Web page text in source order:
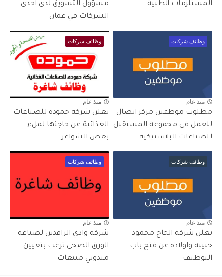
المستلزمات الطبية
مسؤول التسويق لدى احدى
الشركات في عمان
وظائف شركات
منذ عام
مطلوب موظفين مركز اتصال
للعمل في مجموعة المستقبل
للصناعات البلاستيكية...
وظائف شركات
منذ عام
تعلن شركة حمودة للصناعات
الغذائية عن حاجتها لملء
بعض الشواغر
وظائف شركات
منذ عام
تعلن شركة الحاج محمود
حبيبه واولاده عن فتح باب
التوظيف
وظائف شركات
منذ عام
شركة وادي الرافدين لصناعة
الورق الصحي ترغب بتعيين
مندوبي مبيعات